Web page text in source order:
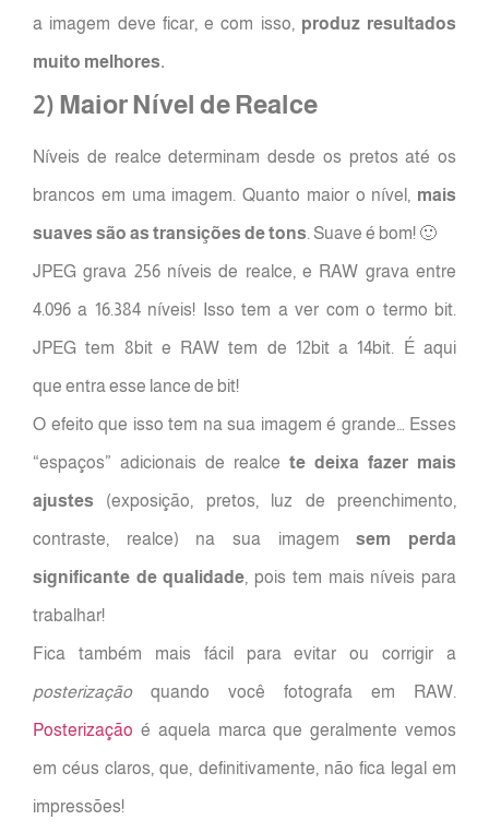
a imagem deve ficar, e com isso, produz resultados
muito melhores.
2) Maior Nível de Realce
Níveis de realce determinam desde os pretos até os
brancos em uma imagem. Quanto maior o nível, mais
suaves são as transições de tons. Suave é bom! 🙂
JPEG grava 256 níveis de realce, e RAW grava entre
4.096 a 16.384 níveis! Isso tem a ver com o termo bit.
JPEG tem 8bit e RAW tem de 12bit a 14bit. É aqui
que entra esse lance de bit!
O efeito que isso tem na sua imagem é grande… Esses
“espaços” adicionais de realce te deixa fazer mais
ajustes (exposição, pretos, luz de preenchimento,
contraste, realce) na sua imagemsem perda
significante de qualidade, pois tem mais níveis para
trabalhar!
Fica também mais fácil para evitar ou corrigir a
posterizaçãoquando você fotografa em RAW.
Posterização é aquela marca que geralmente vemos
em céus claros, que, definitivamente, não fica legal em
impressões!